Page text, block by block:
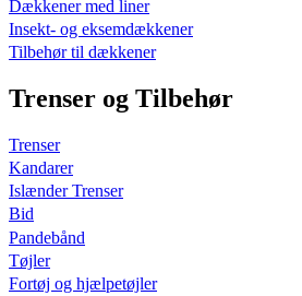
Dækkener med liner
Insekt- og eksemdækkener
Tilbehør til dækkener
Trenser og Tilbehør
Trenser
Kandarer
Islænder Trenser
Bid
Pandebånd
Tøjler
Fortøj og hjælpetøjler